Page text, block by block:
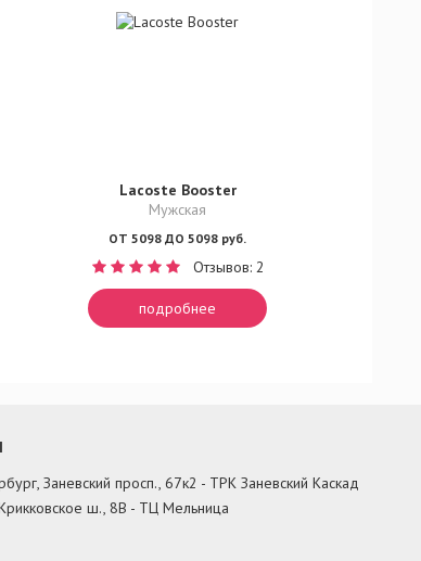
Lacoste Booster
Мужская
ОТ 5098 ДО 5098 руб.
Отзывов: 2
подробнее
Заневский просп., 67к2 - ТРК Заневский Каскад
ш., 8В - ТЦ Мельница